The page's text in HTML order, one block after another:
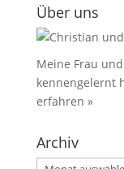
Über uns
Meine Frau
kennengelernt
erfahren »
Archiv